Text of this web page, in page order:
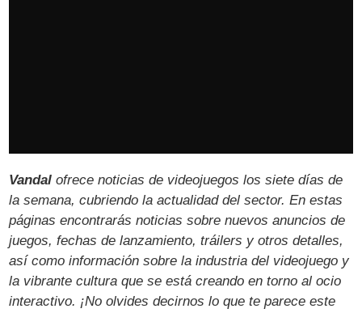
Vandal ofrece noticias de videojuegos los siete días de
la semana, cubriendo la actualidad del sector. En estas
páginas encontrarás noticias sobre nuevos anuncios de
juegos, fechas de lanzamiento, tráilers y otros detalles,
así como información sobre la industria del videojuego y
la vibrante cultura que se está creando en torno al ocio
interactivo. ¡No olvides decirnos lo que te parece este